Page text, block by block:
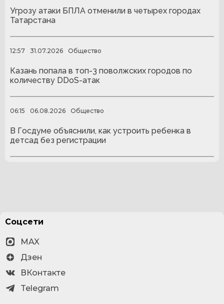
Угрозу атаки БПЛА отменили в четырех городах
Татарстана
12:57 31.07.2026 Общество
Казань попала в топ-3 поволжских городов по
количеству DDoS-атак
06:15 06.08.2026 Общество
В Госдуме объяснили, как устроить ребенка в
детсад без регистрации
Соцсети
MAX
Дзен
ВКонтакте
Telegram